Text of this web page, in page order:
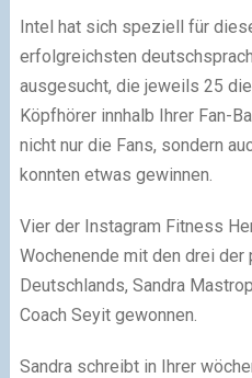
Intel hat sich speziell für
erfolgreichsten
ausgesucht, die jeweils 25
Köpfhörer innhalb Ihrer Fan-
nicht nur die Fans, sondern
konnten etwas gewinnen.
Vier der Instagram Fitness
Wochenende mit den drei
Deutschlands, Sandra
Coach Seyit gewonnen.
Sandra schreibt in Ihrer